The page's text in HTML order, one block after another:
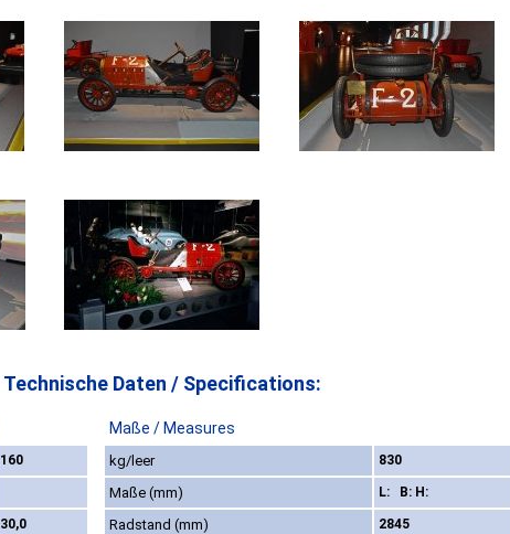
Technische Daten / Specifications:
Maße / Measures
160 kg/leer 830
Maße (mm) L: B: H:
30,0 Radstand (mm) 2845